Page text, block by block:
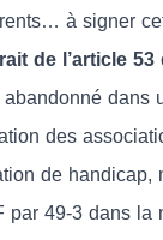
à signer
de l’article
abandonné dans
des
de handicap,
par 49-3 dans la